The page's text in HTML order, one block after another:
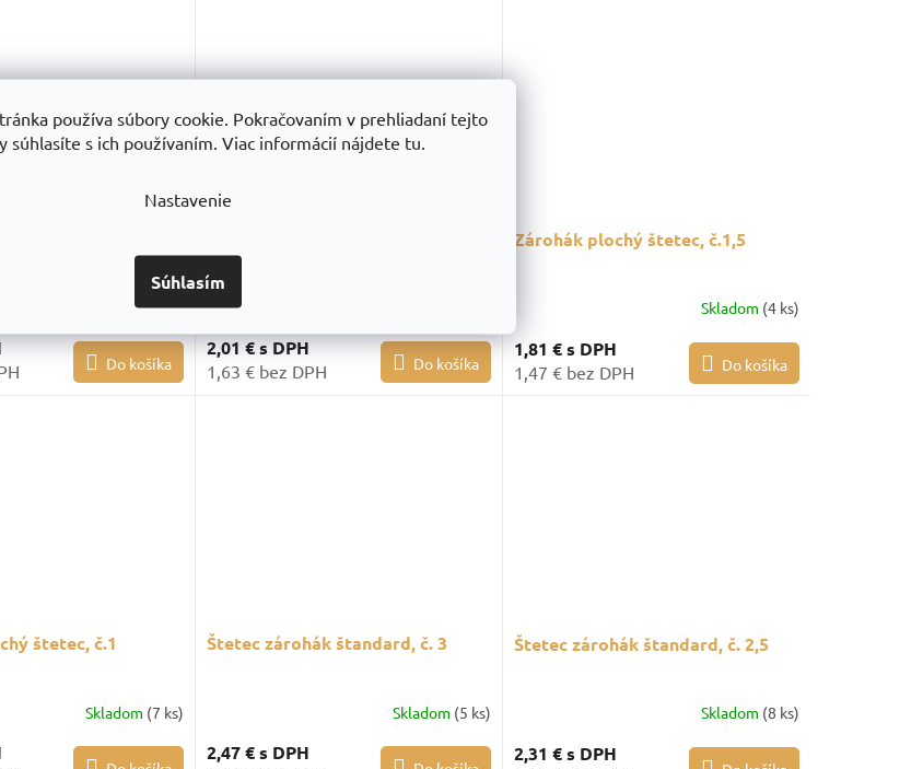
používa súbory cookie. Pokračovaním v prehliadaní tejto
súhlasíte s ich používaním. Viac informácií nájdete tu.
Nastavenie
Súhlasím
Skladom(5 ks)
Do košíka
2,01 €s DPH
1,63 € bez DPH Do košíka
Zárohák plochý štetec, č.1,5
Skladom (4 ks)
1,81 €s DPH
1,47 € bez DPH Do košíka
štetec, č.1
Skladom (7 ks)
Štetec zárohák štandard, č. 3
Skladom (5 ks)
2,47 €s DPH
Štetec zárohák štandard, č. 2,5
Skladom (8 ks)
2,31 €s DPH